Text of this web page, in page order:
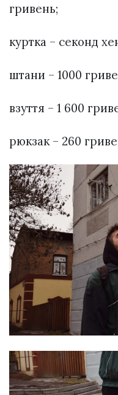
гривень;
куртка – секонд
штани – 1000
взуття – 1 600
рюкзак – 260